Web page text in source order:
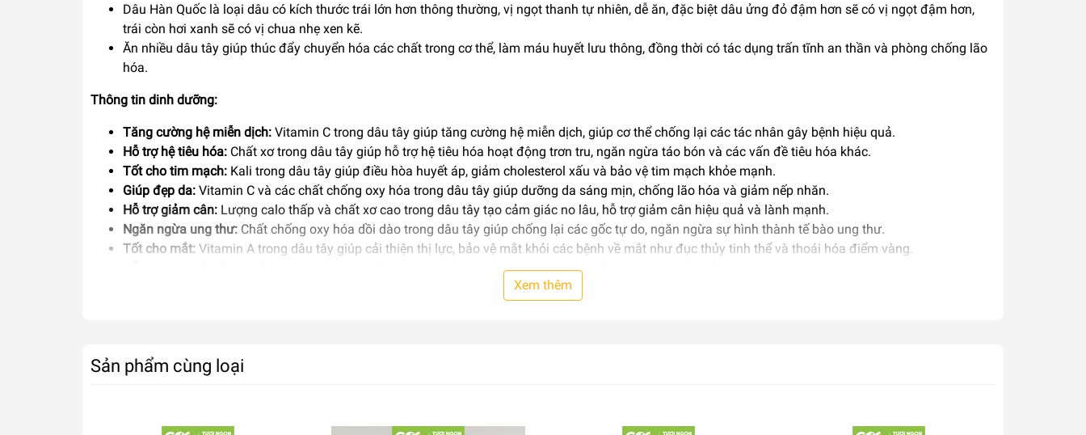
Dâu Hàn Quốc là loại dâu có kích thước trái lớn hơn thông thường, vị ngọt thanh tự nhiên, dễ ăn, đặc biệt dâu ửng đỏ đậm hơn sẽ có vị ngọt đậm hơn,
trái còn hơi xanh sẽ có vị chua nhẹ xen kẽ.
Ăn nhiều dâu tây giúp thúc đẩy chuyển hóa các chất trong cơ thể, làm máu huyết lưu thông, đồng thời có tác dụng trấn tĩnh an thần và phòng chống lão
hóa.
Thông tin dinh dưỡng:
Tăng cường hệ miễn dịch: Vitamin C trong dâu tây giúp tăng cường hệ miễn dịch, giúp cơ thể chống lại các tác nhân gây bệnh hiệu quả.
Hỗ trợ hệ tiêu hóa: Chất xơ trong dâu tây giúp hỗ trợ hệ tiêu hóa hoạt động trơn tru, ngăn ngừa táo bón và các vấn đề tiêu hóa khác.
Tốt cho tim mạch: Kali trong dâu tây giúp điều hòa huyết áp, giảm cholesterol xấu và bảo vệ tim mạch khỏe mạnh.
Giúp đẹp da: Vitamin C và các chất chống oxy hóa trong dâu tây giúp dưỡng da sáng mịn, chống lão hóa và giảm nếp nhăn.
Hỗ trợ giảm cân: Lượng calo thấp và chất xơ cao trong dâu tây tạo cảm giác no lâu, hỗ trợ giảm cân hiệu quả và lành mạnh.
Ngăn ngừa ung thư: Chất chống oxy hóa dồi dào trong dâu tây giúp chống lại các gốc tự do, ngăn ngừa sự hình thành tế bào ung thư.
Tốt cho mắt: Vitamin A trong dâu tây giúp cải thiện thị lực, bảo vệ mắt khỏi các bệnh về mắt như đục thủy tinh thể và thoái hóa điểm vàng.
Chất xơ trong dâu tây giúp loại bỏ mảng bám và vi khuẩn trong khoang miệng, ngăn ngừa sâu răng và các bệnh về nướu.
Kali trong dâu tây giúp tăng cường mật độ xương, ngăn ngừa loãng xương.
Bạn có thể thưởng thức dâu tươi trực tiếp hoặc chấm thêm sữa chua, mật ong để tăng thêm hương vị.
Bạn cũng có thể làm mứt dâu, kem dâu để ăn kèm với bánh mì, yogurt hoặc sử dụng trong các món tráng miệng khác.
Xem thêm
Sản phẩm cùng loại